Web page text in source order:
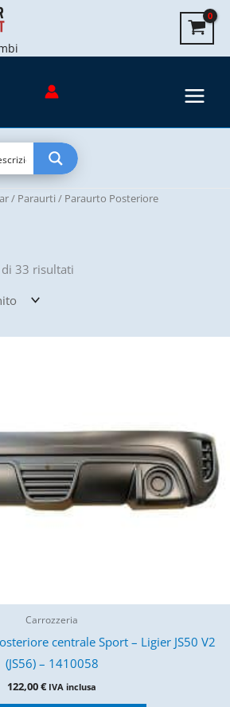
/ Paraurti / Paraurto Posteriore
33 risultati
Carrozzeria
centrale Sport – Ligier JS50 V2
(JS56) – 1410058
122,00€ IVA inclusa